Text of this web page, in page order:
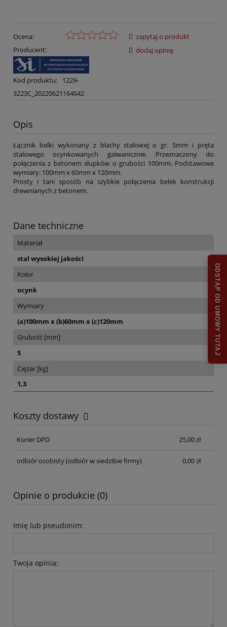
Ocena:
Producent:
Kod produktu:
1229-
3223C_20220621164642
zapytaj o produkt
dodaj opinię
Opis
Łącznik belki wykonany z blachy stalowej o gr. 5mm i pręta
stalowego ocynkowanych galwanicznie. Przeznaczony do
połączenia z betonem słupków o grubości 100mm. Podstawowe
wymiary: 100mm x 60mm x 120mm.
Prosty i tani sposób na szybkie połączenia belek konstrukcji
drewnianych z betonem.
Dane techniczne
Materiał
stal wysokiej jakości
Kolor
ocynk
Wymiary
(a)100mm x (b)60mm x (c)120mm
Grubość [mm]
5
Ciężar [kg]
1,3
Koszty dostawy
Cena nie zawiera ewentualnych kosztów płatności
Kurier DPD
25,00 zł
odbiór osobisty(odbiór w siedzibie firmy) 0,00 zł
Opinie o produkcie (0)
Imię lub pseudonim:
Twoja opinia:
ODSTĄP OD UMOWY TUTAJ